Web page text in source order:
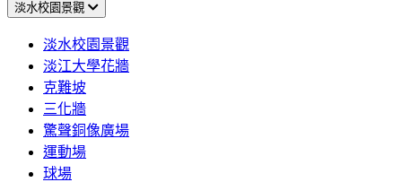
淡水校園景觀
淡水校園景觀
淡江大學花牆
克難坡
三化牆
驚聲銅像廣場
運動場
球場